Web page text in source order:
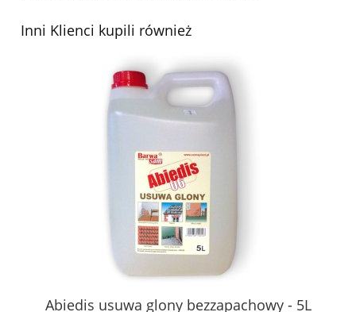
Inni Klienci kupili również
Abiedis usuwa glony bezzapachowy - 5L